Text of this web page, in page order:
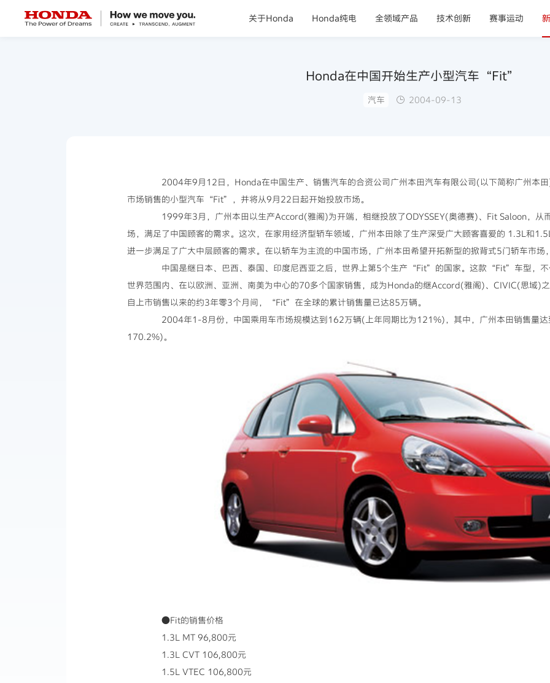
关于Honda Honda纯电 全领域产品 技术创新 赛事运动
Honda在中国开始生产小型汽车“Fit”
汽车 2004-09-13
2004年9月12日，Honda在中国生产、销售汽车的合资公司广州本田汽车有限公司(以下简称广州本田
市场销售的小型汽车“Fit”，并将从9月22日起开始投放市场。
1999年3月，广州本田以生产Accord(雅阁)为开端，相继投放了ODYSSEY(奥德赛)、Fit Saloon，从
场，满足了中国顾客的需求。这次，在家用经济型轿车领域，广州本田除了生产深受广大顾客喜爱的 1.3L和
进一步满足了广大中层顾客的需求。在以轿车为主流的中国市场，广州本田希望开拓新型的掀背式5门轿车市
中国是继日本、巴西、泰国、印度尼西亚之后，世界上第5个生产“Fit”的国家。这款“Fit”车型，不
世界范围内、在以欧洲、亚洲、南美为中心的70多个国家销售，成为Honda的继Accord(雅阁)、CIVIC(思域)
自上市销售以来的约3年零3个月间，“Fit”在全球的累计销售量已达85万辆。
2004年1-8月份，中国乘用车市场规模达到162万辆(上年同期比为121%)，其中，广州本田销售量达
170.2%)。
●Fit的销售价格
1.3L MT 96,800元
1.3L CVT 106,800元
1.5L VTEC 106,800元